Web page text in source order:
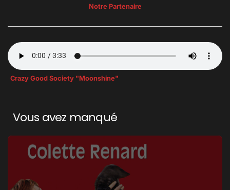
Notre Partenaire
Crazy Good Society "Moonshine"
Vous avez manqué